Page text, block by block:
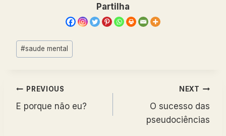
Partilha
Post
Tags:
#saude mental
Navegação
de
PREVIOUS
E porque não eu?
NEXT
O sucesso das
pseudociências